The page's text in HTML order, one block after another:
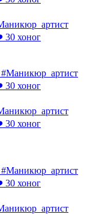
30 хоног
30 хоног